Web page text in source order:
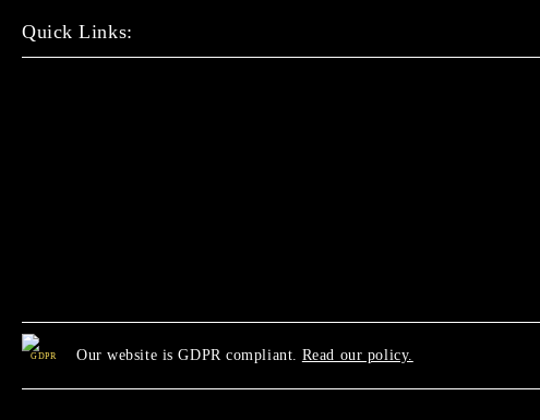
Quick Links:
GDPR Our website is GDPR compliant. Read our policy.